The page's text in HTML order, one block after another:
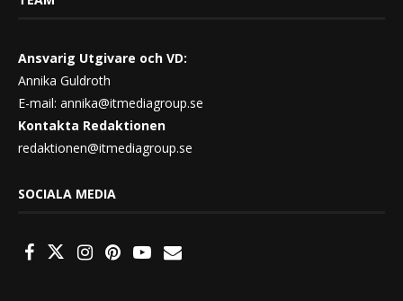
Ansvarig Utgivare och VD:
Annika Guldroth
E-mail: annika@itmediagroup.se
Kontakta Redaktionen
redaktionen@itmediagroup.se
SOCIALA MEDIA